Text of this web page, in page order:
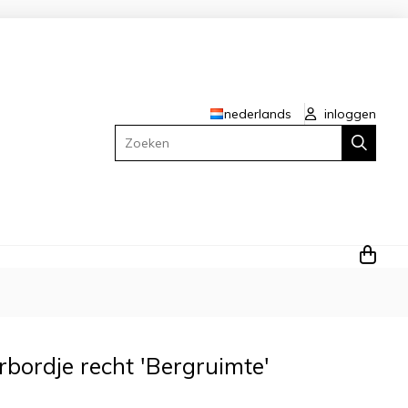
nederlands
inloggen
recht 'Bergruimte'